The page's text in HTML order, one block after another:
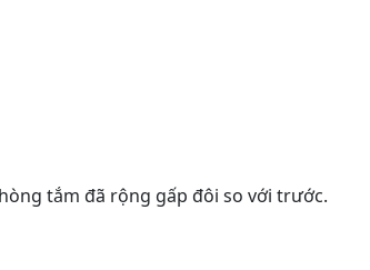
tắm đã rộng gấp đôi so với trước.